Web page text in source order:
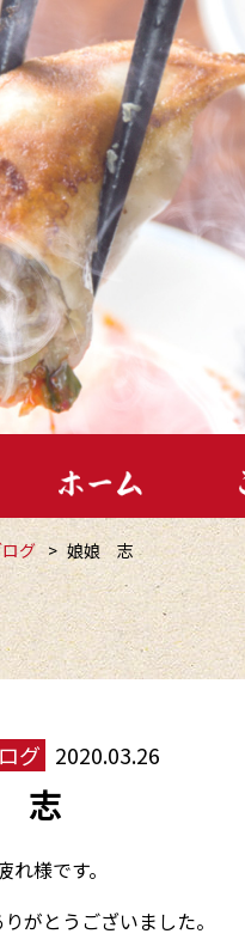
グ 娘娘 志
グ 2020.03.26
志
れ様です。
がとうございました。